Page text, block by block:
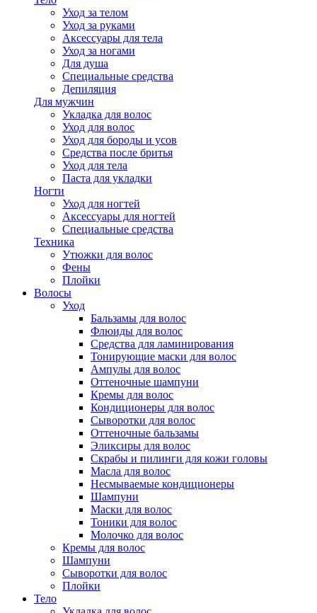
Уход за телом
Уход за руками
Аксессуары для тела
Уход за ногами
Для душа
Специальные средства
Депиляция
Для мужчин
Укладка для волос
Уход для волос
Уход для бороды и усов
Средства после бритья
Уход для тела
Паста для укладки
Ногти
Уход для ногтей
Аксессуары для ногтей
Специальные средства
Техника
Утюжки для волос
Фены
Плойки
Волосы
Уход
Бальзамы для волос
Флюиды для волос
Средства для ламинирования
Тонирующие маски для волос
Ампулы для волос
Оттеночные шампуни
Кремы для волос
Кондиционеры для волос
Сыворотки для волос
Оттеночные бальзамы
Эликсиры для волос
Скрабы и пилинги для кожи головы
Масла для волос
Несмываемые кондиционеры
Шампуни
Маски для волос
Тоники для волос
Молочко для волос
Кремы для волос
Шампуни
Сыворотки для волос
Плойки
Тело